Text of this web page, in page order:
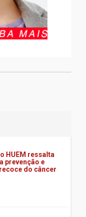
HUEM ressalta
prevenção e
do câncer